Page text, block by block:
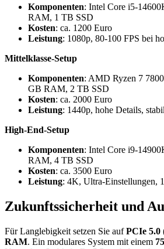
Komponenten: Intel Core i5-
RAM, 1 TB SSD
Kosten: ca. 1200 Euro
Leistung: 1080p, 80-100 FPS bei
Mittelklasse-Setup
Komponenten: AMD Ryzen 7
GB RAM, 2 TB SSD
Kosten: ca. 2000 Euro
Leistung: 1440p, hohe Details,
High-End-Setup
Komponenten: Intel Core i9-
RAM, 4 TB SSD
Kosten: ca. 3500 Euro
Leistung: 4K, Ultra-Einstellungen,
Zukunftssicherheit und
Für Langlebigkeit setzen Sie aufPCIe 5.0
RAM. Ein modulares System mit einem